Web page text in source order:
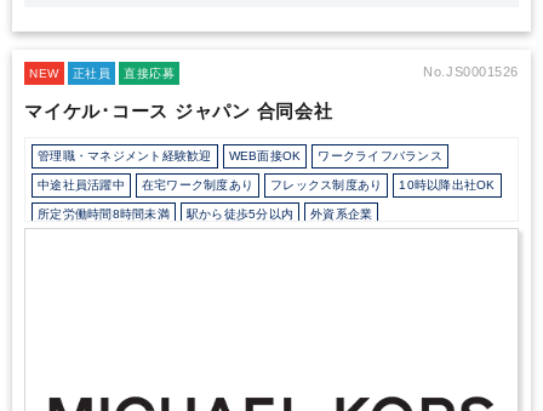
にされているのだな、とお会いするたびに身をもって感じます。今
て、「お客様のために」という想いが根底にあることが印象的でし
で、幅広いサービスの提供や柔軟な対応が可能になっているのだと
思います。また、石本様とS様のお話からは、山守様に対する信頼
は厚く、事務所の方針に深く共感し、挑戦する意欲を常に持たれて
いることを感じました。代表とパートナー、スタッフの信頼関係が
NEW 正社員 直接応募 No.JS0001526
マイケル･コース ジャパン 合同会社
管理職・マネジメント経験歓迎 WEB面接OK ワークライフバランス
中途社員活躍中 在宅ワーク制度あり フレックス制度あり 10時以降出社OK
所定労働時間8時間未満 駅から徒歩5分以内 外資系企業